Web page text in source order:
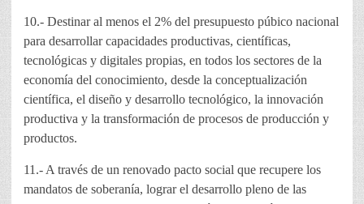
10.- Destinar al menos el 2% del presupuesto púbico nacional
para desarrollar capacidades productivas, científicas,
tecnológicas y digitales propias, en todos los sectores de la
economía del conocimiento, desde la conceptualización
científica, el diseño y desarrollo tecnológico, la innovación
productiva y la transformación de procesos de producción y
productos.
11.- A través de un renovado pacto social que recupere los
mandatos de soberanía, lograr el desarrollo pleno de las